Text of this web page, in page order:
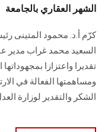
الشهر العقاري بالجامعة
كرّم أ.د. محمود المتينى
السعيد محمد غراب مدير
تقديرا واعتزازا
ومساهمتها الفعالة في
الشكر والتقدير لوزارة